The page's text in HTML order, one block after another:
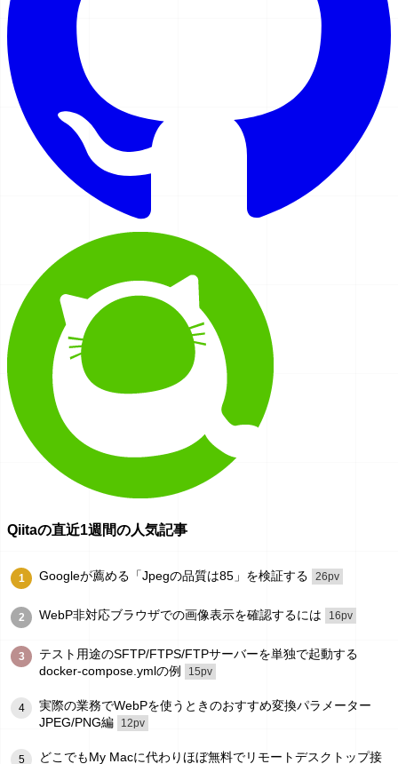
Qiitaの直近1週間の人気記事
1 Googleが薦める「Jpegの品質は85」を検証する 26pv
2 WebP非対応ブラウザでの画像表示を確認するには 16pv
3
テスト用途のSFTP/FTPS/FTPサーバーを単独で起動する
docker-compose.ymlの例
15pv
4
実際の業務でWebPを使うときのおすすめ変換パラメーター
JPEG/PNG編
12pv
5
どこでもMy Macに代わりほぼ無料でリモートデスクトップ接